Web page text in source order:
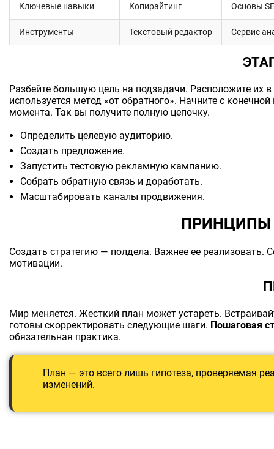
Ключевые навыки Копирайтинг Основы
Инструменты Текстовый редактор Сервис
Разбейте большую цель на подзадачи. Расположите их
используется метод «от обратного». Начните с
момента. Так вы получите полную цепочку.
Определить целевую аудиторию.
Создать предложение.
Запустить тестовую рекламную кампанию.
Собрать обратную связь и доработать.
Масштабировать каналы продвижения.
ПРИНЦИПЫ
Создать стратегию — полдела. Важнее ее реализовать.
мотивации.
Мир меняется. Жесткий план может устареть.
готовы скорректировать следующие шаги. Пошаговая
обязательная практика.
План — это всего лишь гипотеза, проверяемая
изменений.